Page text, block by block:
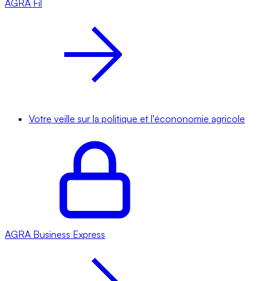
AGRA Fil
Votre veille sur la politique et l'écononomie agricole
AGRA Business Express